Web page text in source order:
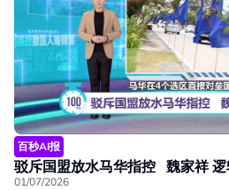
百秒AI报
驳斥国盟放水马华指控 魏家祥
01/07/2026